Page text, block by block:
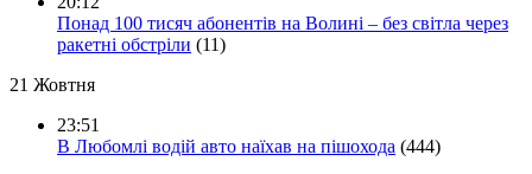
Понад 100 тисяч абонентів на Волині – без світла через
ракетні обстріли (11)
21 Жовтня
23:51
В Любомлі водій авто наїхав на пішохода (444)